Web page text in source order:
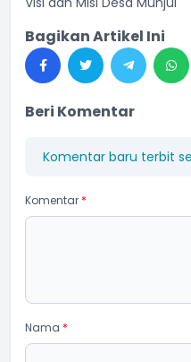
Bagikan Artikel Ini
Beri Komentar
Komentar baru terbit
Komentar *
Nama *